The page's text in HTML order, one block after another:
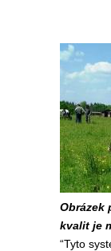
Obrázek
kvalit je
“Tyto